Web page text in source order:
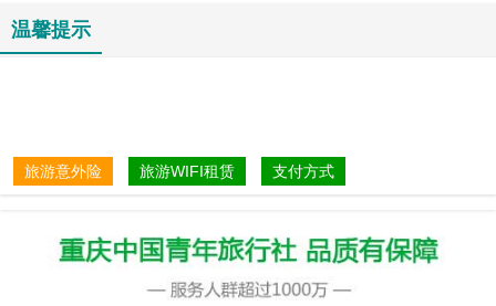
温馨提示
旅游意外险 旅游WIFI租赁 支付方式